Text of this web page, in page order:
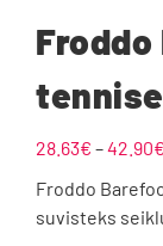
Froddo
28.63€ –42.90€
Froddo
suvisteks